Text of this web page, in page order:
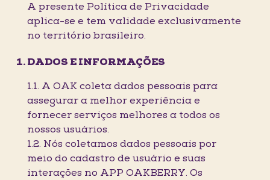
A presente Política de Privacidade
aplica-se e tem validade exclusivamente
no território brasileiro.
DADOS E INFORMAÇÕES
1.1. A OAK coleta dados pessoais para
assegurar a melhor experiência e
fornecer serviços melhores a todos os
nossos usuários.
1.2. Nós coletamos dados pessoais por
meio do cadastro de usuário e suas
interações no APP OAKBERRY. Os